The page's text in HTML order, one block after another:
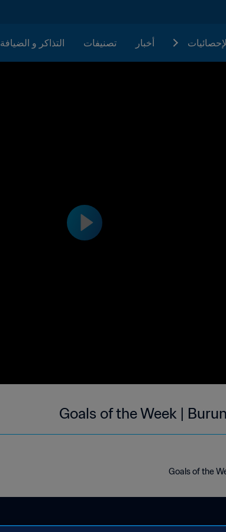
أخبار تصنيفات التذاكر و الضيافة
Goals of the Week |
Goals of the